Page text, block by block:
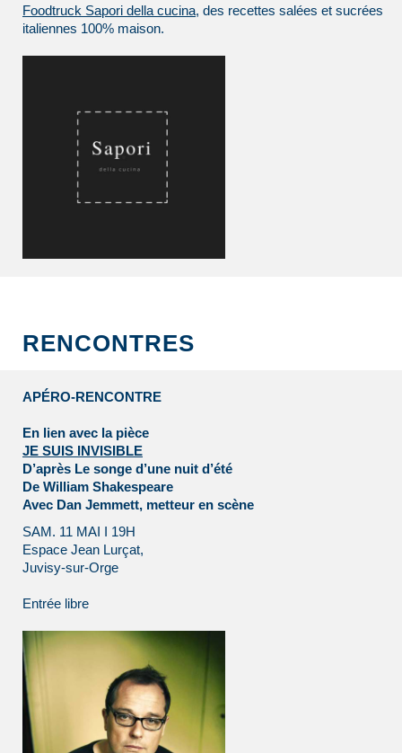
Foodtruck Sapori della cucina, des recettes salées et sucrées
italiennes 100% maison.
RENCONTRES
APÉRO-RENCONTRE
En lien avec la pièce
JE SUIS INVISIBLE
D’après Le songe d’une nuit d’été
De William Shakespeare
Avec Dan Jemmett, metteur en scène
SAM. 11 MAI I 19H
Espace Jean Lurçat,
Juvisy-sur-Orge
Entrée libre